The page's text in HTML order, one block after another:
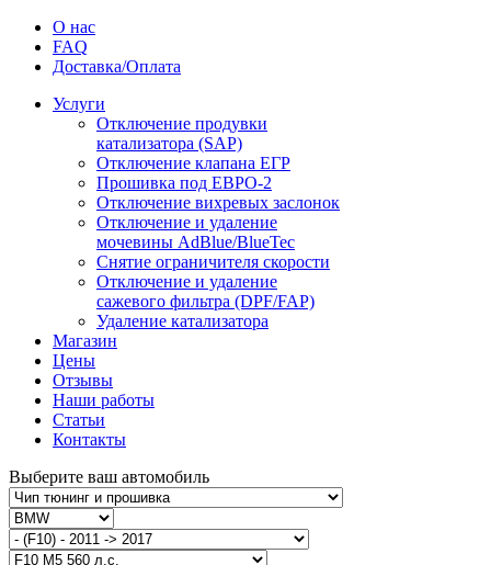
О нас
FAQ
Доставка/Оплата
Услуги
Отключение продувки
катализатора (SAP)
Отключение клапана ЕГР
Прошивка под ЕВРО-2
Отключение вихревых заслонок
Отключение и удаление
мочевины AdBlue/BlueTec
Снятие ограничителя скорости
Отключение и удаление
сажевого фильтра (DPF/FAP)
Удаление катализатора
Магазин
Цены
Отзывы
Наши работы
Статьи
Контакты
Выберите ваш автомобиль